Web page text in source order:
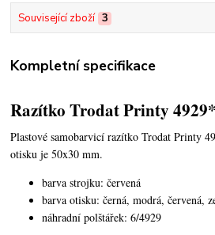
Související zboží 3
Kompletní specifikace
Razítko Trodat Printy 4929*
Plastové samobarvicí razítko Trodat Printy
otisku je 50x30 mm.
barva strojku: červená
barva otisku: černá, modrá, červená,
náhradní polštářek: 6/4929